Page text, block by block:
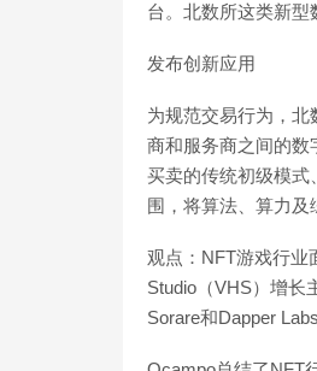
台。北数所这类新型
发布创新应用
为规范交易行为，北
商和服务商之间的数
买卖的传统初级模式
围，将算法、算力及
观点：NFT游戏行业
Studio（VHS）增长
Sorare和Dapper